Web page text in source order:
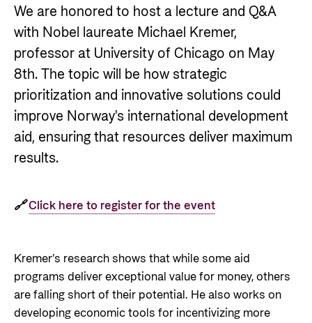
Styresett og økonomisk utvikling
For næringslivet
Statsgarantiordningen for investeringer i
fornybar energi
Norad - Partnerskap med privat sektor
Nyttige lenker
Evalueringer (Norec)
Historie
Kontakt
Kontakt oss
Norads Varslingstjeneste
Logo
Personvern
We are honored to host a lecture and Q&A
with Nobel laureate Michael Kremer,
professor at University of Chicago on May
8th. The topic will be how strategic
prioritization and innovative solutions could
improve Norway's international development
aid, ensuring that resources deliver maximum
results.
🔗Click here to register for the event
Kremer’s research shows that while some aid
programs deliver exceptional value for money, others
are falling short of their potential. He also works on
developing economic tools for incentivizing more